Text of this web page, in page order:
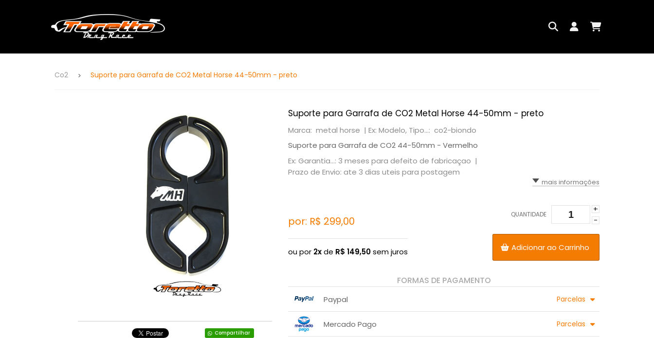
Co2 Suporte para Garrafa de CO2 Metal Horse 44-50mm - preto
Compartilhar
Suporte para Garrafa de CO2 Metal Horse 44-50mm - preto
Marca: metal horse | Ex: Modelo, Tipo...: co2-biondo
Suporte para Garrafa de CO2 44-50mm - Vermelho
Ex: Garantia...: 3 meses para defeito de fabricaçao |
Prazo de Envio: ate 3 dias uteis para postagem
mais informações
por: R$ 299,00
ou por 2xde R$ 149,50sem juros
QUANTIDADE
+
-
Adicionar ao Carrinho
FORMAS DE PAGAMENTO
Paypal
Parcelas
2x sem juros de R$ 149,50
Mercado Pago
Parcelas